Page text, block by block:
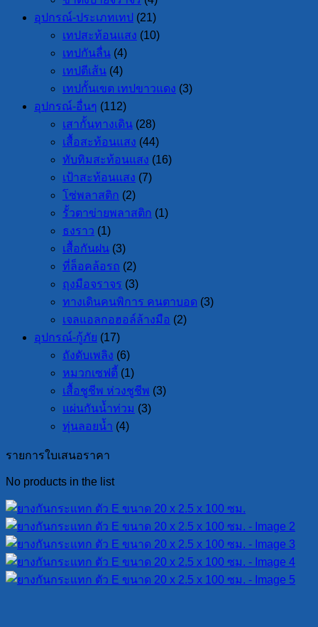
อุปกรณ์-ประเภทเทป
(21)
เทปสะท้อนแสง (10)
เทปกันลื่น (4)
เทปตีเส้น (4)
เทปกั้นเขต เทปขาวแดง (3)
อุปกรณ์-อื่นๆ (112)
เสากั้นทางเดิน (28)
เสื้อสะท้อนแสง (44)
ทับทิมสะท้อนแสง (16)
เป้าสะท้อนแสง (7)
โซ่พลาสติก (2)
รั้วตาข่ายพลาสติก (1)
ธงราว (1)
เสื้อกันฝน (3)
ที่ล็อคล้อรถ (2)
ถุงมือจราจร (3)
ทางเดินคนพิการ คนตาบอด (3)
เจลแอลกอฮอล์ล้างมือ (2)
อุปกรณ์-กู้ภัย (17)
ถังดับเพลิง (6)
หมวกเซฟตี้ (1)
เสื้อชูชีพ ห่วงชูชีพ (3)
แผ่นกันน้ำท่วม (3)
ทุ่นลอยน้ำ (4)
รายการใบเสนอราคา
No products in the list